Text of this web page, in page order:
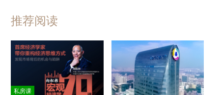
推荐阅读
私房课